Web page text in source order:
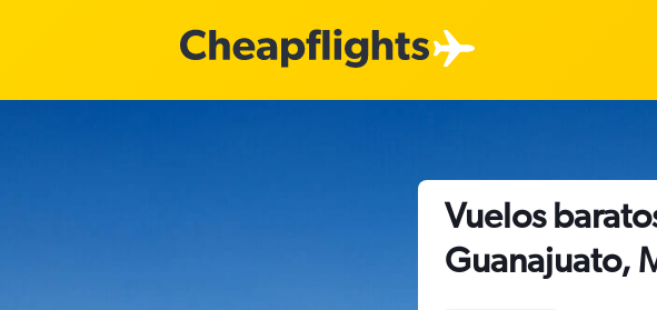
Vuelos
Guanajuato,